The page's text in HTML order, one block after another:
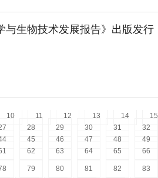
与生物技术发展报告》出版发行
10 11 12 13 14 15
28 29 30 31 32
45 46 47 48 49
62 63 64 65 66
79 80 81 82 83